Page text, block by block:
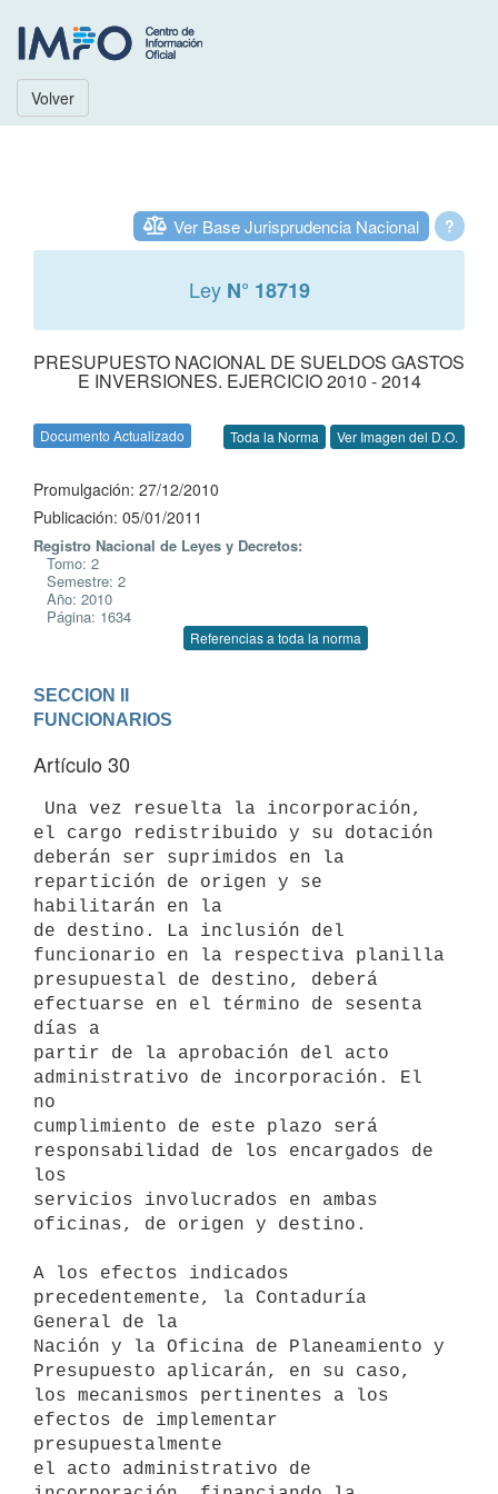
Volver
?
Ver Base Jurisprudencia Nacional
Ley N° 18719
PRESUPUESTO NACIONAL DE SUELDOS GASTOS
E INVERSIONES. EJERCICIO 2010 - 2014
Documento Actualizado Toda la Norma Ver Imagen del D.O.
Promulgación: 27/12/2010
Publicación: 05/01/2011
Registro Nacional de Leyes y Decretos:
Tomo: 2
Semestre: 2
Año: 2010
Página: 1634
Referencias a toda la norma
SECCION II
FUNCIONARIOS
Artículo 30
el cargo redistribuido y su dotación
deberán ser suprimidos en la
repartición de origen y se
habilitarán en la
de destino. La inclusión del
funcionario en la respectiva planilla
presupuestal de destino, deberá
efectuarse en el término de sesenta
días a
partir de la aprobación del acto
administrativo de incorporación. El
no
cumplimiento de este plazo será
responsabilidad de los encargados de
los
servicios involucrados en ambas
oficinas, de origen y destino.
A los efectos indicados
precedentemente, la Contaduría
General de la
Nación y la Oficina de Planeamiento y
Presupuesto aplicarán, en su caso,
los mecanismos pertinentes a los
efectos de implementar
presupuestalmente
el acto administrativo de